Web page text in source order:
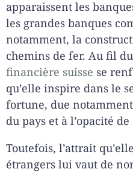
apparaissent les
les grandes banques
notamment, la
chemins de fer. Au fil
financière suisse se
qu’elle inspire dans le
fortune, due
du pays et à l’opacité
Toutefois, l’attrait
étrangers lui vaut de